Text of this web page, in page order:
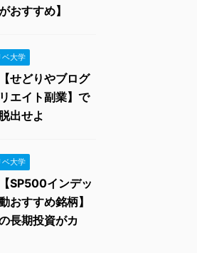
おすすめ】
ベ大学
せどりやブログ
エイト副業】で
出せよ
ベ大学
SP500インデッ
おすすめ銘柄】
長期投資がカ